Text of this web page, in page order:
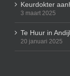
Keurdokter
3 maart 2025
Te Huur in
20 januari 2025